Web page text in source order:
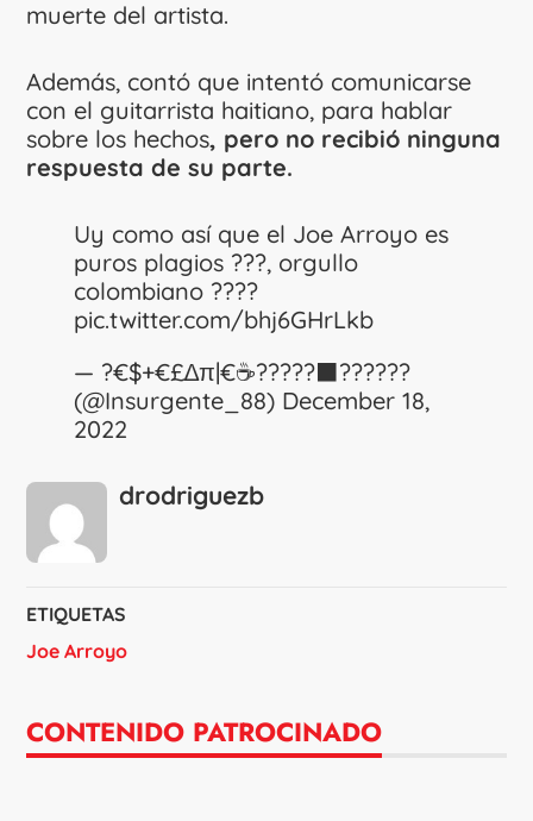
muerte del artista.
Además, contó que intentó comunicarse
con el guitarrista haitiano, para hablar
sobre los hechos, pero no recibió ninguna
respuesta de su parte.
Uy como así que el Joe Arroyo es
puros plagios ???, orgullo
colombiano ????
pic.twitter.com/bhj6GHrLkb
— ?€$+€£∆π|€☕️?????‍⬛??????
(@Insurgente_88) December 18,
2022
drodriguezb
ETIQUETAS
Joe Arroyo
CONTENIDO PATROCINADO